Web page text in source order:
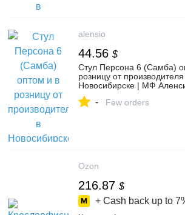
alensio
44.56 $
Стул Персона 6 (Самба)
розницу от
Новосибирске | МФ
- Few orders
Ozon
216.87 $
+ Cash back up to